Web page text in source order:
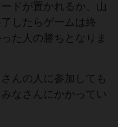
ドが置かれるか、山
したらゲームは終
た人の勝ちとなりま
んの人に参加しても
なさんにかかってい